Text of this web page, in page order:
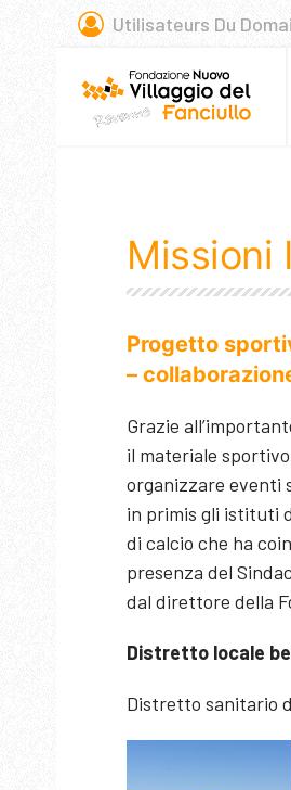
Utilisateurs Du
Missioni
Progetto
–
Grazie
il materiale
organizzare eventi
in primis gli istituti
di calcio che ha
presenza del
dal direttore della
Distretto locale
Distretto sanitario